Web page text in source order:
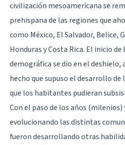
civilización mesoamericana se
prehispana de las regiones que
como México, El Salvador, Belice,
Honduras y Costa Rica. El inicio
demográfica se dio en el deshielo,
hecho que supuso el desarrollo
que los habitantes pudieran
Con el paso de los años (milenios)
evolucionando las distintas
fueron desarrollando otras